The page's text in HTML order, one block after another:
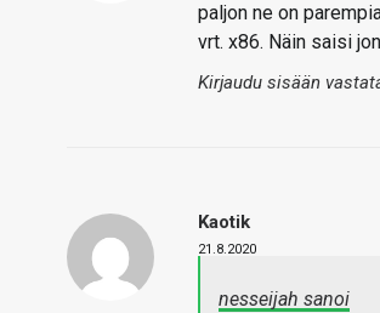
paljon ne on
vrt. x86. Näin saisi
Kirjaudu sisään
Kaotik
21.8.2020
nesseijah sanoi